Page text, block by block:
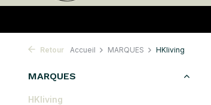
Retour Accueil MARQUES HKliving
MARQUES
HKliving